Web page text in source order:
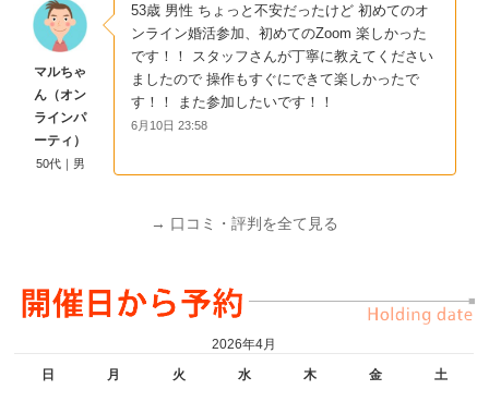
マルちゃ
ん（オン
ラインパ
ーティ）
50代｜男
53歳 男性 ちょっと不安だったけど 初めてのオ
ンライン婚活参加、初めてのZoom 楽しかった
です！！ スタッフさんが丁寧に教えてください
ましたので 操作もすぐにできて楽しかったで
す！！ また参加したいです！！
6月10日 23:58
→ 口コミ・評判を全て見る
2026年4月
日
月 火 水 木 金 土